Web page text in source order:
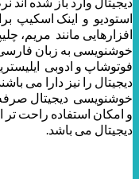
استودیو و اینک اسکیپ
افزارهایی مانند مریم،
خوشنویسی به زبان
فوتوشاپ و ادوبی
دیجیتال را نیز دارا می
خوشنویسی دیجیتال
و امکان استفاده راحت تر
دیجیتال می باشد.